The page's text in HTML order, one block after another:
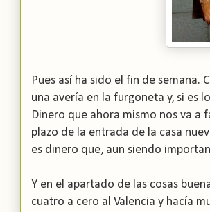
Pues así ha sido el fin de semana.
una avería en la furgoneta y, si es
Dinero que ahora mismo nos va a
plazo de la entrada de la casa
es dinero que, aun siendo
Y en el apartado de las cosas
cuatro a cero al Valencia y hacía